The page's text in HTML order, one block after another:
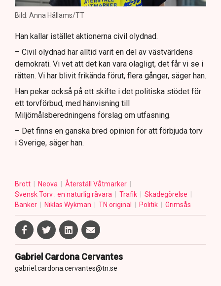
Bild: Anna Hållams/TT
Han kallar istället aktionerna civil olydnad.
– Civil olydnad har alltid varit en del av västvärldens
demokrati. Vi vet att det kan vara olagligt, det får vi se i
rätten. Vi har blivit frikända förut, flera gånger, säger han.
Han pekar också på ett skifte i det politiska stödet för
ett torvförbud, med hänvisning till
Miljömålsberedningens förslag om utfasning.
– Det finns en ganska bred opinion för att förbjuda torv
i Sverige, säger han.
Brott Neova
Återställ Våtmarker
Svensk Torv : en naturlig råvara
Trafik
Skadegörelse
Banker
Niklas Wykman TN original Politik Grimsås
Gabriel Cardona Cervantes
gabriel.cardona.cervantes@tn.se